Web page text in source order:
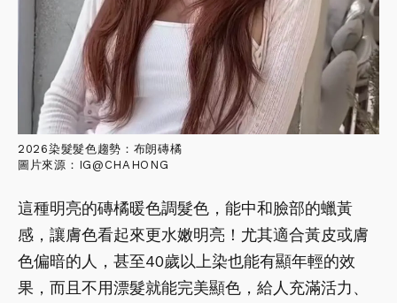
這種明亮的磚橘暖色調髮色，能中和臉部的蠟黃
感，讓膚色看起來更水嫩明亮！尤其適合黃皮或膚
色偏暗的人，甚至40歲以上染也能有顯年輕的效
果，而且不用漂髮就能完美顯色，給人充滿活力、
2026染髮髮色趨勢：布朗磚橘
圖片來源：IG@CHAHONG